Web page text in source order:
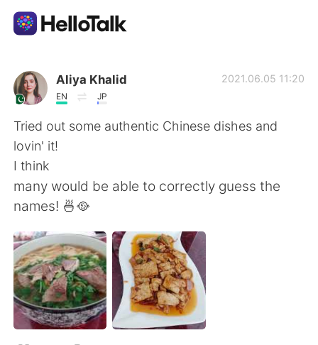
語学交換アプリ
AI Grammar Checker
日本語
English
繁體中文 Español
العربية Français
Deutsch 한국어
Aliya Khalid
EN JP
2021.06.05 11:20
Tried out some authentic Chinese dishes and
lovin' it!
I think
many would be able to correctly guess the
names! 🍜🥘